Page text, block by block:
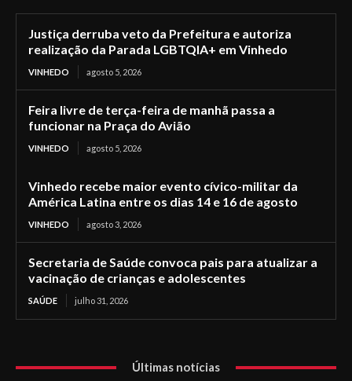
Justiça derruba veto da Prefeitura e autoriza
realização da Parada LGBTQIA+ em Vinhedo
VINHEDO agosto 5, 2026
Feira livre de terça-feira de manhã passa a
funcionar na Praça do Avião
VINHEDO agosto 5, 2026
Vinhedo recebe maior evento cívico-militar da
América Latina entre os dias 14 e 16 de agosto
VINHEDO agosto 3, 2026
Secretaria de Saúde convoca pais para atualizar a
vacinação de crianças e adolescentes
SAÚDE julho 31, 2026
Últimas notícias